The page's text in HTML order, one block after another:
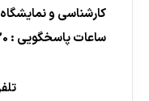
کارشناسی و
ساعات پاسخگویی : 9:30 الی 16:30